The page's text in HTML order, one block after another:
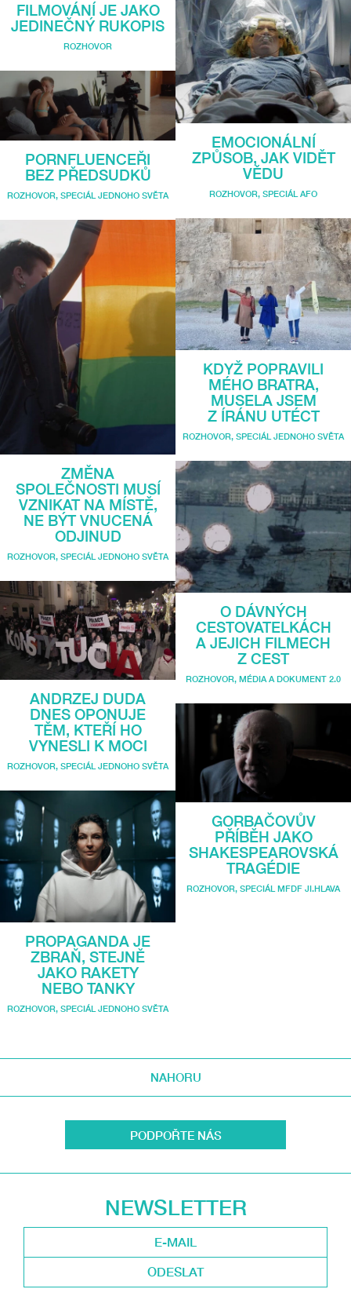
FILMOVÁNÍ JE JAKO
JEDINEČNÝ RUKOPIS
ROZHOVOR
PORNFLUENCEŘI
BEZ PŘEDSUDKŮ
ROZHOVOR, SPECIÁL JEDNOHO SVĚTA
ZMĚNA
SPOLEČNOSTI MUSÍ
VZNIKAT NA MÍSTĚ,
NE BÝT VNUCENÁ
ODJINUD
ROZHOVOR, SPECIÁL JEDNOHO SVĚTA
ANDRZEJ DUDA
DNES OPONUJE
TĚM, KTEŘÍ HO
VYNESLI K MOCI
ROZHOVOR, SPECIÁL JEDNOHO SVĚTA
PROPAGANDA JE
ZBRAŇ, STEJNĚ
JAKO RAKETY
NEBO TANKY
ROZHOVOR, SPECIÁL JEDNOHO SVĚTA
EMOCIONÁLNÍ
ZPŮSOB, JAK VIDĚT
VĚDU
ROZHOVOR, SPECIÁL AFO
KDYŽ POPRAVILI
MÉHO BRATRA,
MUSELA JSEM
Z ÍRÁNU UTÉCT
ROZHOVOR, SPECIÁL JEDNOHO SVĚTA
O DÁVNÝCH
CESTOVATELKÁCH
A JEJICH FILMECH
Z CEST
ROZHOVOR, MÉDIA A DOKUMENT 2.0
GORBAČOVŮV
PŘÍBĚH JAKO
SHAKESPEAROVSKÁ
TRAGÉDIE
ROZHOVOR, SPECIÁL MFDF JI.HLAVA
NAHORU
PODPOŘTE NÁS
NEWSLETTER
ODESLAT